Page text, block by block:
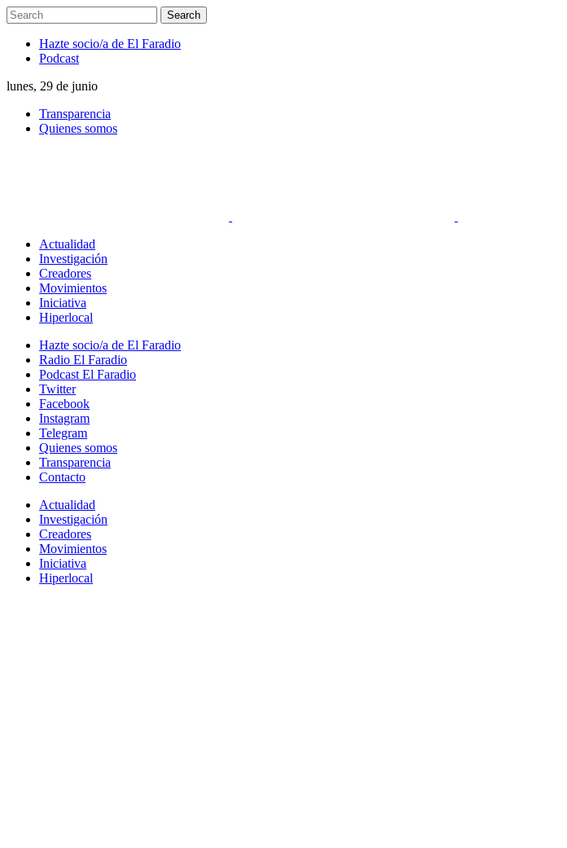
Hazte socio/a de El Faradio
Podcast
lunes, 29 de junio
Transparencia
Quienes somos
Actualidad
Investigación
Creadores
Movimientos
Iniciativa
Hiperlocal
Hazte socio/a de El Faradio
Radio El Faradio
Podcast El Faradio
Twitter
Facebook
Instagram
Telegram
Quienes somos
Transparencia
Contacto
Actualidad
Investigación
Creadores
Movimientos
Iniciativa
Hiperlocal